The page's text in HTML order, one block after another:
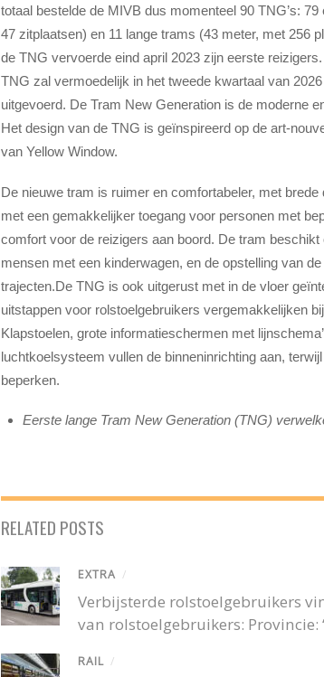
totaal bestelde de MIVB dus momenteel 90 TNG’s:
47 zitplaatsen) en 11 lange trams (43 meter, met 256
de TNG vervoerde eind april 2023 zijn eerste
TNG zal vermoedelijk in het tweede kwartaal van
uitgevoerd. De Tram New Generation is de moderne
Het design van de TNG is geïnspireerd op de art-
van Yellow Window.
De nieuwe tram is ruimer en comfortabeler, met
met een gemakkelijker toegang voor personen met
comfort voor de reizigers aan boord. De tram
mensen met een kinderwagen, en de opstelling van
trajecten.De TNG is ook uitgerust met in de vloer
uitstappen voor rolstoelgebruikers vergemakkelijken
Klapstoelen, grote informatieschermen met
luchtkoelsysteem vullen de binneninrichting aan,
beperken.
Eerste lange Tram New Generation (TNG)
RELATED POSTS
EXTRA /
Verbijsterde rolstoelgebruikers
van rolstoelgebruikers: Provincie:
RAIL /